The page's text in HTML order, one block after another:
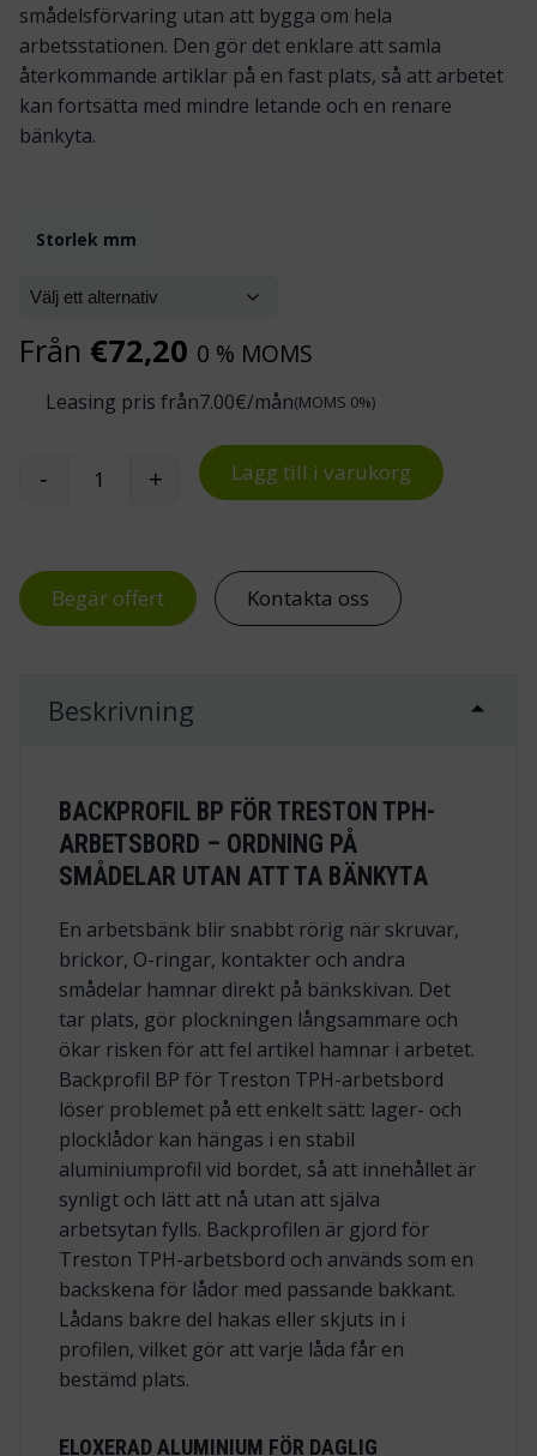
smådelsförvaring utan att bygga om hela
arbetsstationen. Den gör det enklare att samla
återkommande artiklar på en fast plats, så att arbetet
kan fortsätta med mindre letande och en renare
bänkyta.
Storlek mm
Från €72,20 0 % MOMS
Leasing pris från7.00€/mån(MOMS 0%)
Backprofil BP för Treston TPH-arbetsbord
- + Lägg till i varukorg
Begär offert Kontakta oss
Beskrivning
BACKPROFIL BP FÖR TRESTON TPH-
ARBETSBORD – ORDNING PÅ
SMÅDELAR UTAN ATT TA BÄNKYTA
En arbetsbänk blir snabbt rörig när skruvar,
brickor, O-ringar, kontakter och andra
smådelar hamnar direkt på bänkskivan. Det
tar plats, gör plockningen långsammare och
ökar risken för att fel artikel hamnar i arbetet.
Backprofil BP för Treston TPH-arbetsbord
löser problemet på ett enkelt sätt: lager- och
plocklådor kan hängas i en stabil
aluminiumprofil vid bordet, så att innehållet är
synligt och lätt att nå utan att själva
arbetsytan fylls. Backprofilen är gjord för
Treston TPH-arbetsbord och används som en
backskena för lådor med passande bakkant.
Lådans bakre del hakas eller skjuts in i
profilen, vilket gör att varje låda får en
bestämd plats.
ELOXERAD ALUMINIUM FÖR DAGLIG